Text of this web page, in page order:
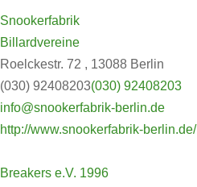
Snookerfabrik
Billardvereine
Roelckestr. 72 , 13088 Berlin
(030) 92408203(030) 92408203
info@snookerfabrik-berlin.de
http://www.snookerfabrik-berlin.de/
Breakers e.V. 1996